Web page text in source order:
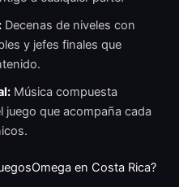
Decenas de niveles con
y jefes finales que
Música compuesta
juego que acompaña cada
en Costa Rica?